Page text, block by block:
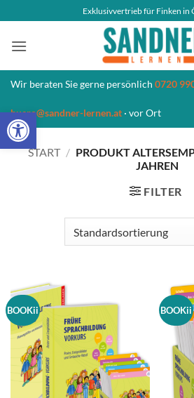
Open toolbar
Inhalt
springen
Exklusivvertrieb für Finken in
Wir beraten Sie gerne persönlich 0720
buero@sandner-lernen.at · vor Ort
START / PRODUKT
JAHREN
FILTER
BOOKii BOOKii